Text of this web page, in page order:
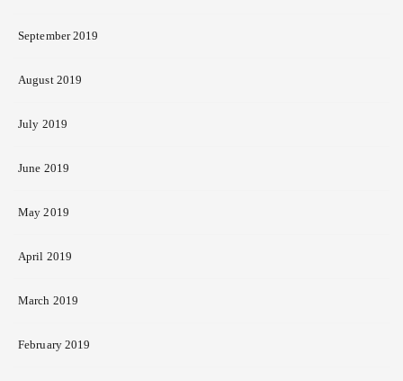
September 2019
August 2019
July 2019
June 2019
May 2019
April 2019
March 2019
February 2019